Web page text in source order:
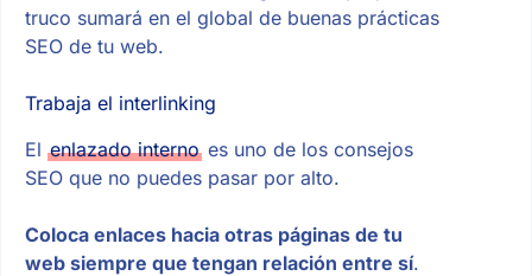
truco sumará en el global de buenas prácticas
SEO de tu web.
Trabaja el interlinking
El enlazado internoes uno de los consejos
SEO que no puedes pasar por alto.
Coloca enlaces hacia otras páginas de tu
web siempre que tengan relación entre sí.